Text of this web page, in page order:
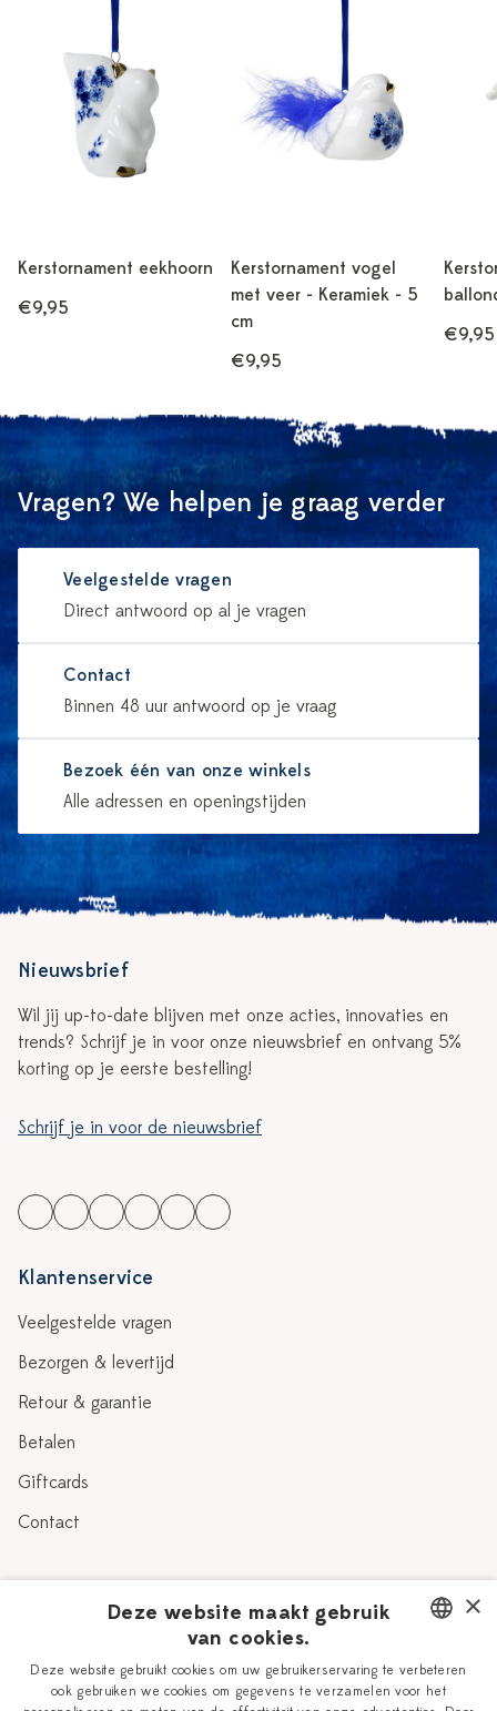
Kerstornament eekhoorn
€9,95
Kerstornament vogel
met veer - Keramiek - 5
cm
€9,95
€9,95
Vragen? We helpen je graag verder
Veelgestelde vragen
Direct antwoord op al je vragen
Contact
Binnen 48 uur antwoord op je vraag
Bezoek één van onze winkels
Alle adressen en openingstijden
Nieuwsbrief
Wil jij up-to-date blijven met onze acties, innovaties en
trends? Schrijf je in voor onze nieuwsbrief en ontvang 5%
korting op je eerste bestelling!
Schrijf je in voor de nieuwsbrief
Klantenservice
Veelgestelde vragen
Bezorgen & levertijd
Retour & garantie
Betalen
Giftcards
Contact
Verhaal
Delfts Blauw
Workshops
DUTCH
×
Deze website maakt gebruik
van cookies.
Deze website gebruikt cookies om uw gebruikerservaring te verbeteren
ook gebruiken we cookies om gegevens te verzamelen voor het